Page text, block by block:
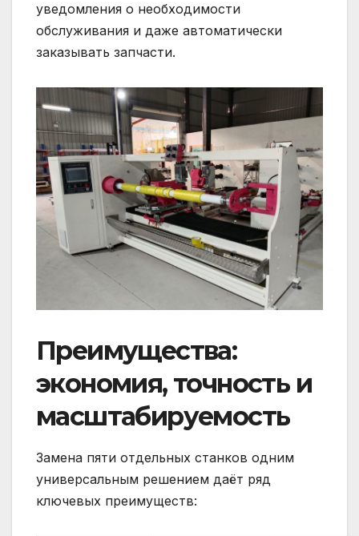
уведомления о необходимости
обслуживания и даже автоматически
заказывать запчасти.
Преимущества:
экономия, точность и
масштабируемость
Замена пяти отдельных станков одним
универсальным решением даёт ряд
ключевых преимуществ: